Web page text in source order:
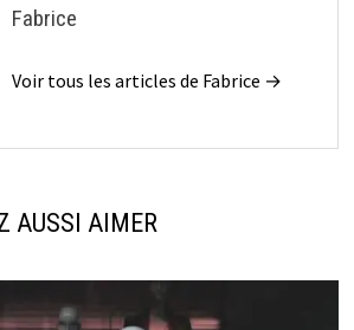
Fabrice
Voir tous les articles de Fabrice →
AUSSI AIMER